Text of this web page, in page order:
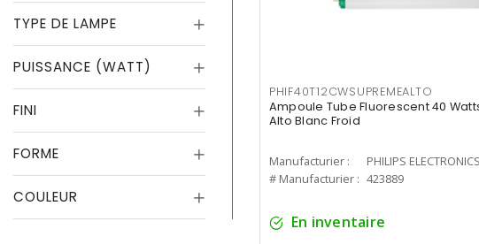
TYPE DE LAMPE
PUISSANCE (WATT)
FINI
FORME
COULEUR
PHIF40T12CWSUPREMEALTO
Ampoule Tube Fluorescent 40
Alto Blanc Froid
Manufacturier :
PHILIPS
# Manufacturier : 423889
En inventaire